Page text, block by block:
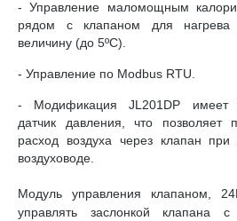
- Управление маломощным
рядом с клапаном для нагрева
величину (до 5ºС).
- Управление по Modbus RTU.
- Модификация JL201DP имеет
датчик давления, что позволяет
расход воздуха через клапан
воздуховоде.
Модуль управления клапаном,
управлять заслонкой